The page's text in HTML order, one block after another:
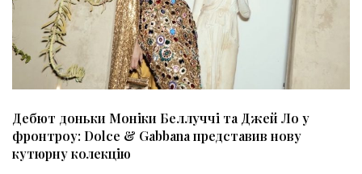
Дебют доньки Моніки Беллуччі та Джей Ло у
фронтроу: Dolce & Gabbana представив нову
кутюрну колекцію